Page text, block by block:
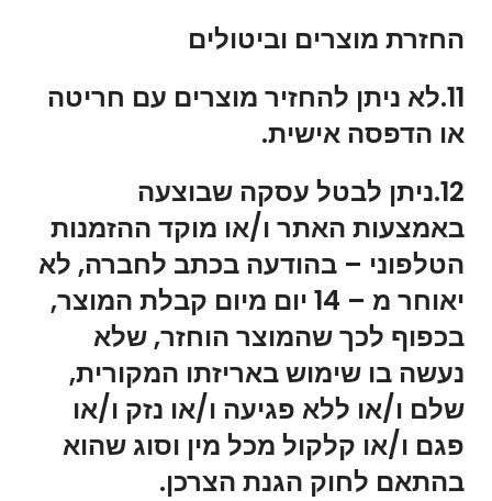
החזרת מוצרים וביטולים
11.לא ניתן להחזיר מוצרים עם חריטה
או הדפסה אישית.
12.ניתן לבטל עסקה שבוצעה
באמצעות האתר ו/או מוקד ההזמנות
הטלפוני – בהודעה בכתב לחברה, לא
יאוחר מ – 14 יום מיום קבלת המוצר,
בכפוף לכך שהמוצר הוחזר, שלא
נעשה בו שימוש באריזתו המקורית,
שלם ו/או ללא פגיעה ו/או נזק ו/או
פגם ו/או קלקול מכל מין וסוג שהוא
בהתאם לחוק הגנת הצרכן.